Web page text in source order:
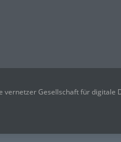
vernetzer Gesellschaft für digitale